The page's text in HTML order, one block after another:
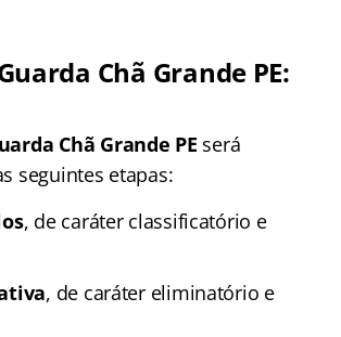
Chã Grande PE:
Chã Grande PE será
seguintes etapas:
, de caráter classificatório e
, de caráter eliminatório e